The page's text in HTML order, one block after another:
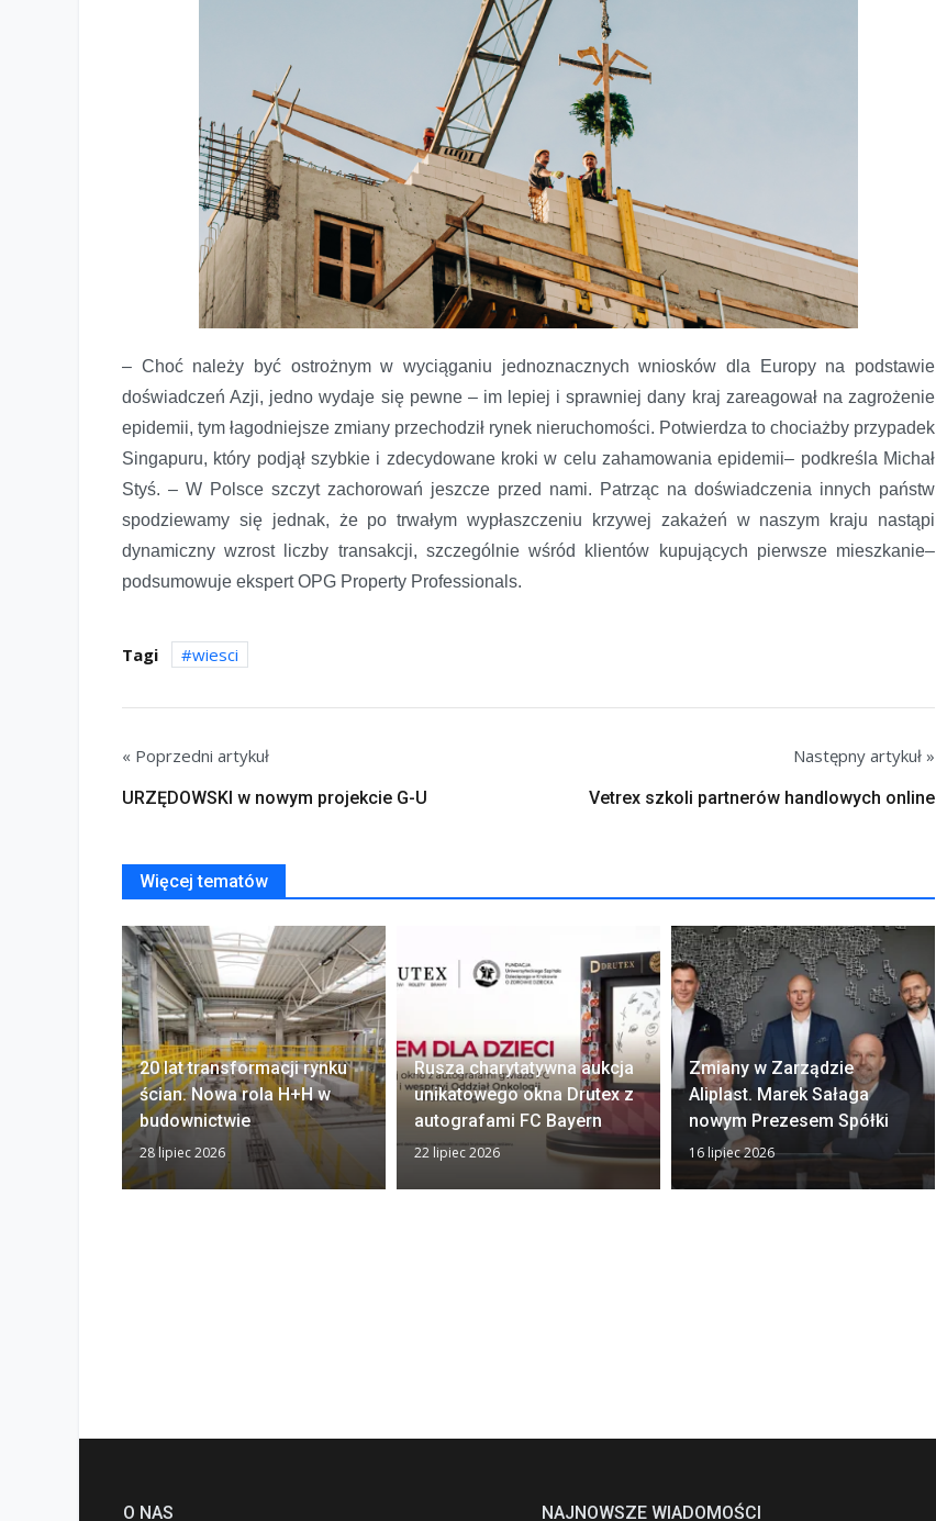
– Choć należy być ostrożnym w wyciąganiu jednoznacznych wniosków dla Europy na podstawie
doświadczeń Azji, jedno wydaje się pewne – im lepiej i sprawniej dany kraj zareagował na zagrożenie
epidemii, tym łagodniejsze zmiany przechodził rynek nieruchomości. Potwierdza to chociażby przypadek
Singapuru, który podjął szybkie i zdecydowane kroki w celu zahamowania epidemii– podkreśla Michał
Styś. – W Polsce szczyt zachorowań jeszcze przed nami. Patrząc na doświadczenia innych państw
spodziewamy się jednak, że po trwałym wypłaszczeniu krzywej zakażeń w naszym kraju nastąpi
dynamiczny wzrost liczby transakcji, szczególnie wśród klientów kupujących pierwsze mieszkanie–
podsumowuje ekspert OPG Property Professionals.
Tagi wiesci
« Poprzedni artykuł
URZĘDOWSKI w nowym projekcie G-U
Następny artykuł »
Vetrex szkoli partnerów handlowych online
Więcej tematów
20 lat transformacji rynku
ścian. Nowa rola H+H w
budownictwie
28 lipiec 2026
Rusza charytatywna aukcja
unikatowego okna Drutex z
autografami FC Bayern
22 lipiec 2026
Zmiany w Zarządzie
Aliplast. Marek Sałaga
nowym Prezesem Spółki
16 lipiec 2026
O NAS NAJNOWSZE WIADOMOŚCI